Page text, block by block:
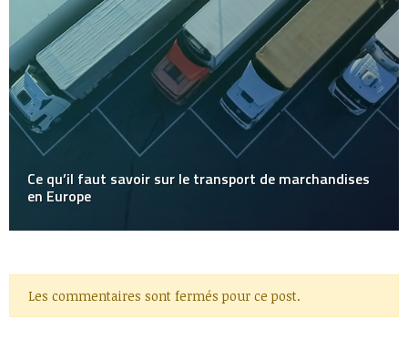
Ce qu’il faut savoir sur le transport de marchandises
en Europe
Les commentaires sont fermés pour ce post.